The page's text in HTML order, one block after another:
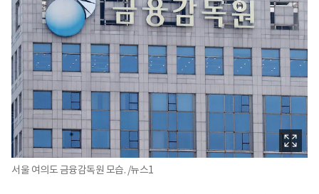
서울 여의도 금융감독원 모습. /뉴스1